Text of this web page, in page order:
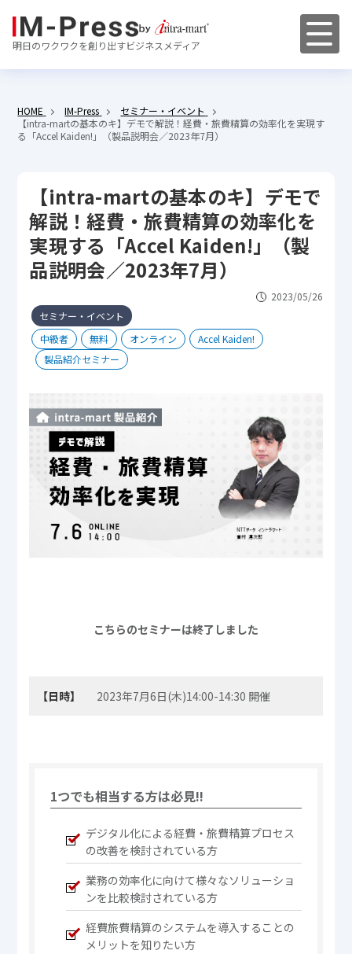
明日のワクワクを創り出すビジネスメディア
HOME IM-Press
セミナー・イベント
【intra-martの基本のキ】デモで解説！経費・旅費精算の効率化を実現す
る「Accel Kaiden!」（製品説明会／2023年7月）
【intra-martの基本のキ】デモで
解説！経費・旅費精算の効率化を
実現する「Accel Kaiden!」（製
品説明会／2023年7月）
2023/05/26
セミナー・イベント
中級者
無料 オンライン
Accel Kaiden!
製品紹介セミナー
こちらのセミナーは終了しました
【日時】 2023年7月6日(木)14:00-14:30 開催
1つでも相当する方は必見!!
デジタル化による経費・旅費精算プロセス
の改善を検討されている方
業務の効率化に向けて様々なソリューショ
ンを比較検討されている方
経費旅費精算のシステムを導入することの
メリットを知りたい方